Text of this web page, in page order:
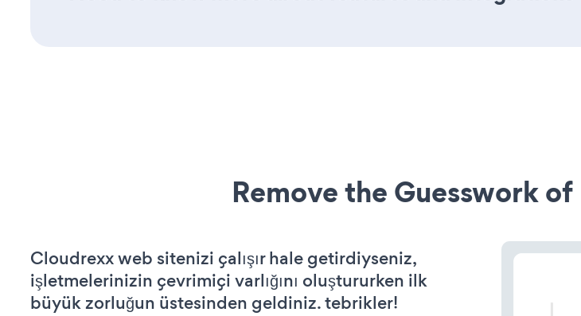
Remove the Guesswork
Cloudrexx web sitenizi çalışır hale getirdiyseniz,
işletmelerinizin çevrimiçi varlığını oluştururken ilk
büyük zorluğun üstesinden geldiniz. tebrikler!